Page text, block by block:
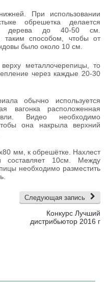
При использовании
обрешетка делается
дерева до 40-50 см.
таким способом, чтобы от
было около 10 см.
металлочерепицы, то
через каждые 20-30
обычно используется
вагонка расположенная
Видео необходимо
она накрыла верхний
мм, к обрешётке. Нахлест
составляет 10см. Между
необходимо разместить
Следующая запись
Конкурс Лучший
дистрибьютор 2016 г